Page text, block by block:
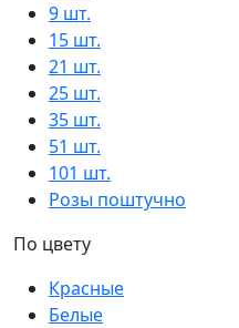
9 шт.
15 шт.
21 шт.
25 шт.
35 шт.
51 шт.
101 шт.
Розы поштучно
По цвету
Красные
Белые